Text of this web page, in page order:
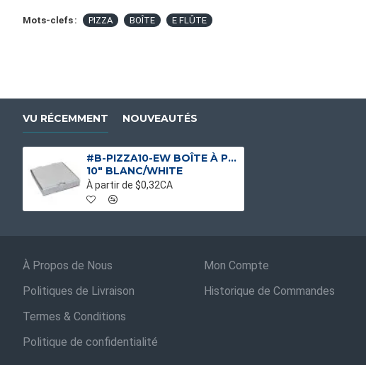
Mots-clefs : PIZZA BOÎTE E FLÛTE
VU RÉCEMMENT NOUVEAUTÉS
#B-PIZZA10-EW BOÎTE À PIZZA BLANCHE E FLUTE
10" BLANC/WHITE
À partir de $0,32CA
À Propos de Nous
Politiques de Livraison
Termes & Conditions
Politique de confidentialité
Mon Compte
Historique de Commandes